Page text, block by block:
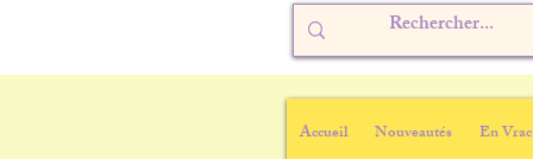
Accueil Nouveautés En Vrac